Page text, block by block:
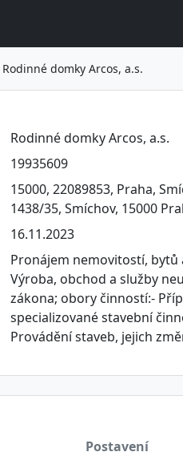
Rodinné domky Arcos, a.s.
Rodinné domky Arcos, a.s.
19935609
15000, 22089853, Praha,
1438/35, Smíchov, 15000
16.11.2023
Pronájem nemovitostí,
Výroba, obchod a služby
zákona; obory činností:-
specializované stavební
Provádění staveb, jejich
Postavení